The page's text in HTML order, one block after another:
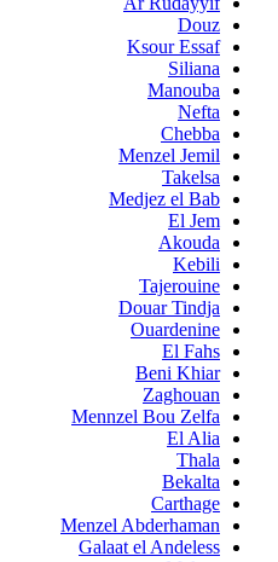
Douz
Ksour Essaf
Siliana
Manouba
Nefta
Chebba
Menzel Jemil
Takelsa
Medjez el Bab
El Jem
Akouda
Kebili
Tajerouine
Douar Tindja
Ouardenine
El Fahs
Beni Khiar
Zaghouan
Mennzel Bou Zelfa
El Alia
Thala
Bekalta
Carthage
Menzel Abderhaman
Galaat el Andeless